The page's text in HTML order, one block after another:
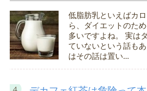
低脂肪乳といえばカ
ら、ダイエットのた
多いですよね。 実は
ていないという話も
はその話は置い...